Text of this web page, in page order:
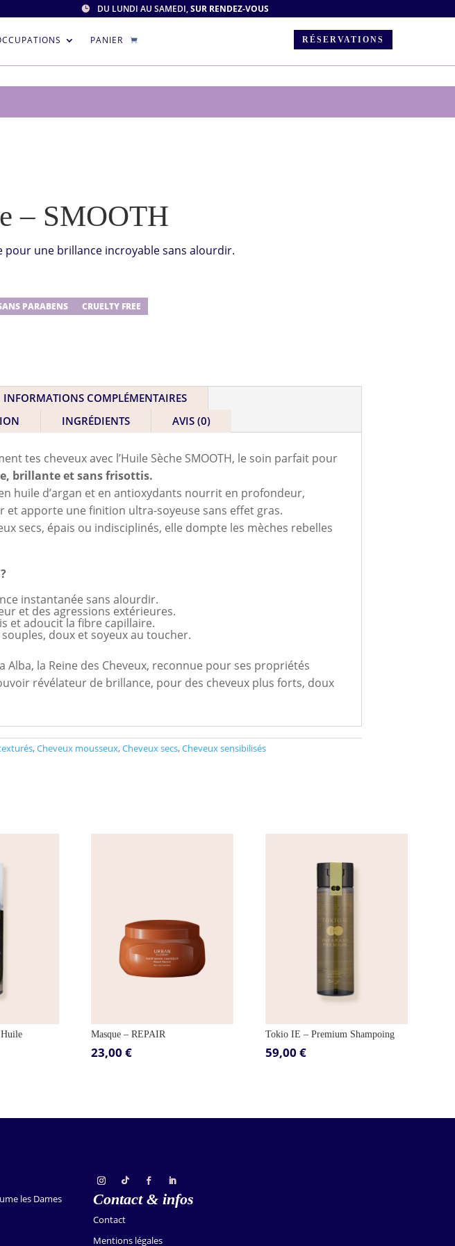
 DU LUNDI AU SAMEDI,SUR RENDEZ-VOUS
PANIER RÉSERVATIONS
– SMOOTH
pour une brillance incroyable sans alourdir.
PARABENS CRUELTY FREE
INFORMATIONS COMPLÉMENTAIRES
INGRÉDIENTS AVIS (0)
tes cheveux avec l’Huile Sèche SMOOTH, le soin parfait pour
brillante et sans frisottis.
huile d’argan et en antioxydants nourrit en profondeur,
et apporte une finition ultra-soyeuse sans effet gras.
secs, épais ou indisciplinés, elle dompte les mèches rebelles
instantanée sans alourdir.
et des agressions extérieures.
et adoucit la fibre capillaire.
souples, doux et soyeux au toucher.
Alba, la Reine des Cheveux, reconnue pour ses propriétés
révélateur de brillance, pour des cheveux plus forts, doux
,Cheveux mousseux,Cheveux secs,Cheveux sensibilisés
Masque – REPAIR
23,00€
Tokio IE – Premium Shampoing
59,00€
les Dames Contact & infos
Contact
Mentions légales